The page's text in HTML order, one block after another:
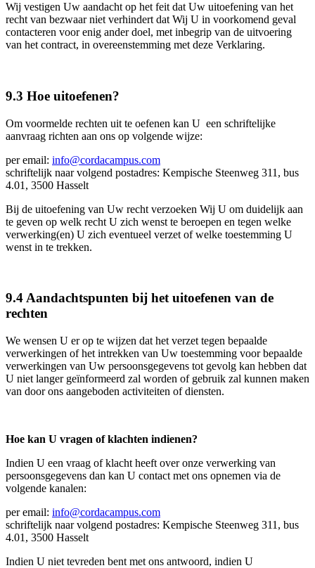
Wij vestigen Uw aandacht op het feit dat Uw uitoefening van het
recht van bezwaar niet verhindert dat Wij U in voorkomend geval
contacteren voor enig ander doel, met inbegrip van de uitvoering
van het contract, in overeenstemming met deze Verklaring.
9.3 Hoe uitoefenen?
Om voormelde rechten uit te oefenen kan U een schriftelijke
aanvraag richten aan ons op volgende wijze:
per email: info@cordacampus.com
schriftelijk naar volgend postadres: Kempische Steenweg 311, bus
4.01, 3500 Hasselt
Bij de uitoefening van Uw recht verzoeken Wij U om duidelijk aan
te geven op welk recht U zich wenst te beroepen en tegen welke
verwerking(en) U zich eventueel verzet of welke toestemming U
wenst in te trekken.
9.4 Aandachtspunten bij het uitoefenen van de
rechten
We wensen U er op te wijzen dat het verzet tegen bepaalde
verwerkingen of het intrekken van Uw toestemming voor bepaalde
verwerkingen van Uw persoonsgegevens tot gevolg kan hebben dat
U niet langer geïnformeerd zal worden of gebruik zal kunnen maken
van door ons aangeboden activiteiten of diensten.
Hoe kan U vragen of klachten indienen?
Indien U een vraag of klacht heeft over onze verwerking van
persoonsgegevens dan kan U contact met ons opnemen via de
volgende kanalen:
per email: info@cordacampus.com
schriftelijk naar volgend postadres: Kempische Steenweg 311, bus
4.01, 3500 Hasselt​​​​​​​
Indien U niet tevreden bent met ons antwoord, indien U